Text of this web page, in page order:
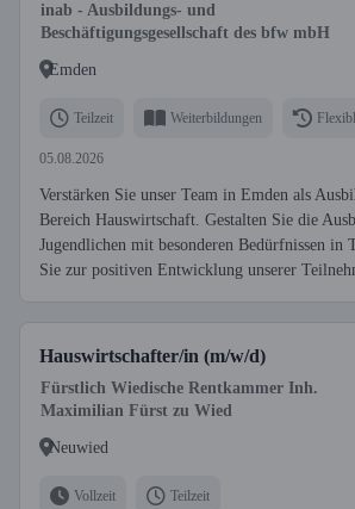
inab - Ausbildungs- und
Beschäftigungsgesellschaft des bfw mbH
Emden
Teilzeit Weiterbildungen
05.08.2026
Verstärken Sie unser Team in Emden als
Bereich Hauswirtschaft. Gestalten Sie die
Jugendlichen mit besonderen Bedürfnissen in
Sie zur positiven Entwicklung unserer
Hauswirtschafter/in (m/w/d)
Fürstlich Wiedische Rentkammer Inh.
Maximilian Fürst zu Wied
Neuwied
Vollzeit Teilzeit